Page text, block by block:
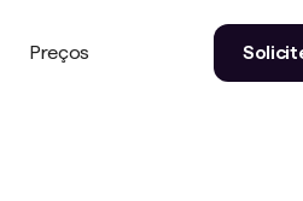
Preços